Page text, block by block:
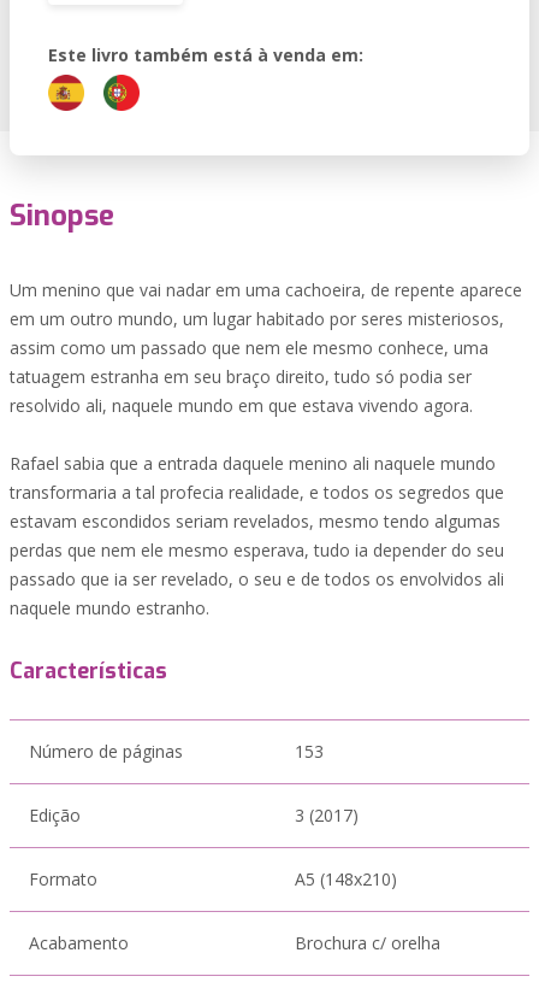
Este livro também está à venda em:
Sinopse
Um menino que vai nadar em uma cachoeira, de repente aparece
em um outro mundo, um lugar habitado por seres misteriosos,
assim como um passado que nem ele mesmo conhece, uma
tatuagem estranha em seu braço direito, tudo só podia ser
resolvido ali, naquele mundo em que estava vivendo agora.
Rafael sabia que a entrada daquele menino ali naquele mundo
transformaria a tal profecia realidade, e todos os segredos que
estavam escondidos seriam revelados, mesmo tendo algumas
perdas que nem ele mesmo esperava, tudo ia depender do seu
passado que ia ser revelado, o seu e de todos os envolvidos ali
naquele mundo estranho.
Características
Número de páginas 153
Edição 3 (2017)
Formato A5 (148x210)
Acabamento Brochura c/ orelha